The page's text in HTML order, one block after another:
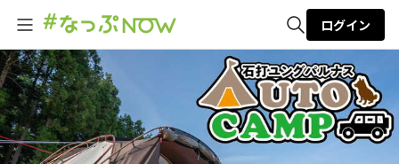
全体検索
検索
ログイン